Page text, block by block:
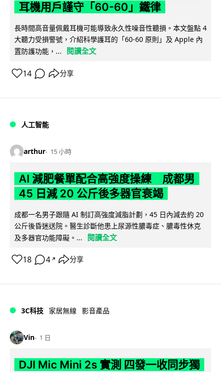
耳機用戶謹守「60-60」鐵律
長時間高音量佩戴耳機可能導致永久性噪音性聽損。本文盤點 4
大聽力受損警號，介紹科學護耳的「60-60 原則」及 Apple 內
置防護功能，...
閱讀全文
14 分享
人工智能
arthur 15 小時
AI 減肥餐單配合高強度操練 成都男
45 日減 20 公斤後多器官衰竭
成都一名男子跟隨 AI 制訂高強度減脂計劃，45 日內減去約 20
公斤後昏迷送院。醫生診斷他患上尿源性膿毒症、膿毒性休克
及多器官功能障礙。...
閱讀全文
18 4 ↗ 分享
3C科技 家居無線 影音產品
Vin 1 日
DJI Mic Mini 2s 實測 四發一收同步獨